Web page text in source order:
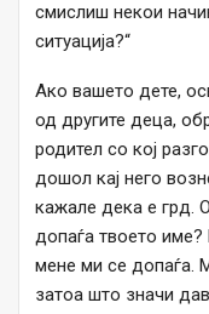
смислиш некои
ситуација?“
Ако вашето дете,
од другите деца,
родител со кој
дошол кај него
кажале дека е грд.
допаѓа твоето
мене ми се допаѓа.
затоа што значи